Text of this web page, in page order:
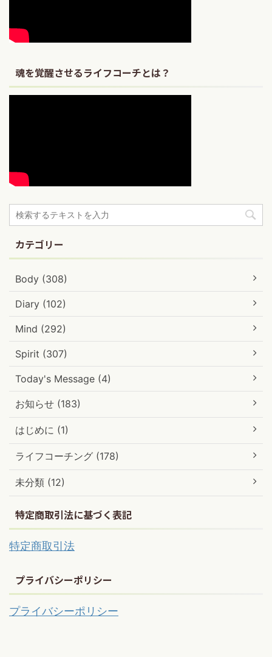
魂を覚醒させるライフコーチとは？
カテゴリー
Body (308)
Diary (102)
Mind (292)
Spirit (307)
Today's Message (4)
お知らせ (183)
はじめに (1)
ライフコーチング (178)
未分類 (12)
特定商取引法に基づく表記
特定商取引法
プライバシーポリシー
プライバシーポリシー